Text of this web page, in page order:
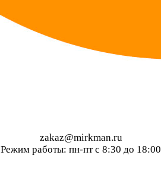
zakaz@mirkman.ru
Режим работы: пн-пт с 8:30 до 18:00